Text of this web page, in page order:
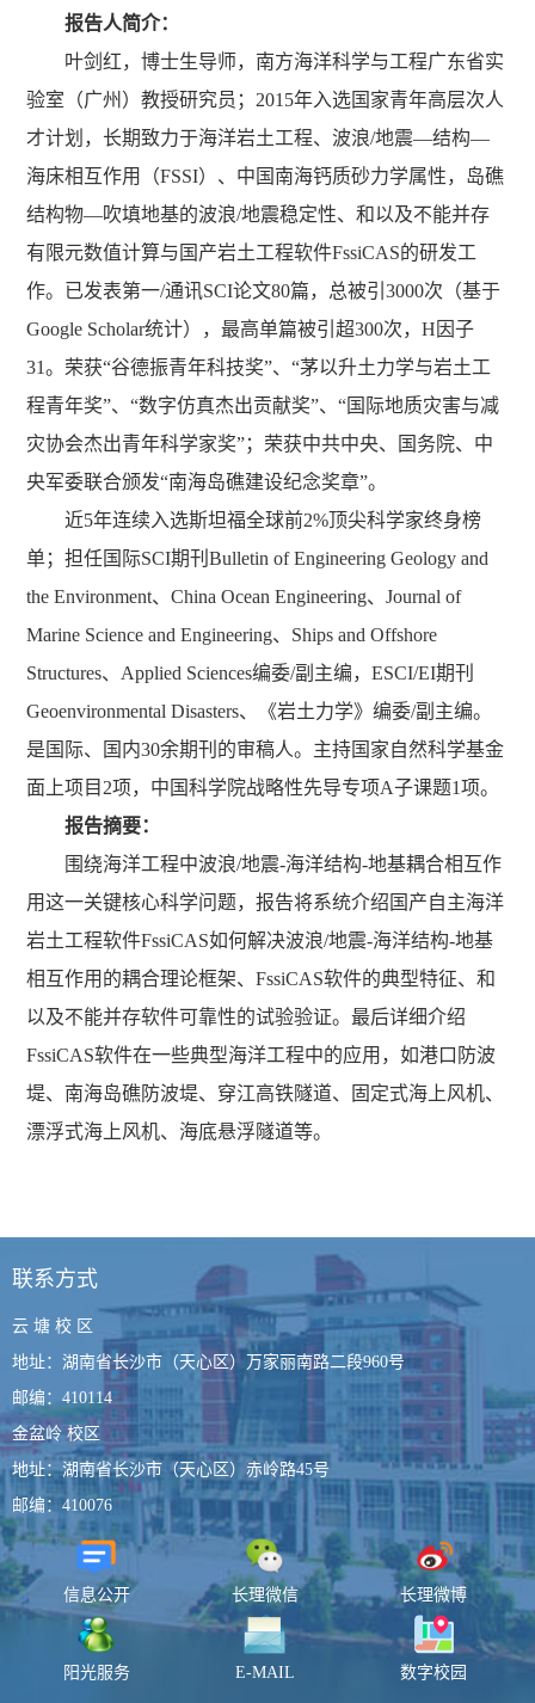
报告人简介：
叶剑红，博士生导师，南方海洋科学与工程广东省实
验室（广州）教授研究员；2015年入选国家青年高层次人
才计划，长期致力于海洋岩土工程、波浪/地震—结构—
海床相互作用（FSSI）、中国南海钙质砂力学属性，岛礁
结构物—吹填地基的波浪/地震稳定性、和以及不能并存
有限元数值计算与国产岩土工程软件FssiCAS的研发工
作。已发表第一/通讯SCI论文80篇，总被引3000次（基于
Google Scholar统计），最高单篇被引超300次，H因子
31。荣获“谷德振青年科技奖”、“茅以升土力学与岩土工
程青年奖”、“数字仿真杰出贡献奖”、“国际地质灾害与减
灾协会杰出青年科学家奖”；荣获中共中央、国务院、中
央军委联合颁发“南海岛礁建设纪念奖章”。
近5年连续入选斯坦福全球前2%顶尖科学家终身榜
单；担任国际SCI期刊Bulletin of Engineering Geology and
the Environment、China Ocean Engineering、Journal of
Marine Science and Engineering、Ships and Offshore
Structures、Applied Sciences编委/副主编，ESCI/EI期刊
Geoenvironmental Disasters、《岩土力学》编委/副主编。
是国际、国内30余期刊的审稿人。主持国家自然科学基金
面上项目2项，中国科学院战略性先导专项A子课题1项。
报告摘要：
围绕海洋工程中波浪/地震-海洋结构-地基耦合相互作
用这一关键核心科学问题，报告将系统介绍国产自主海洋
岩土工程软件FssiCAS如何解决波浪/地震-海洋结构-地基
相互作用的耦合理论框架、FssiCAS软件的典型特征、和
以及不能并存软件可靠性的试验验证。最后详细介绍
FssiCAS软件在一些典型海洋工程中的应用，如港口防波
堤、南海岛礁防波堤、穿江高铁隧道、固定式海上风机、
漂浮式海上风机、海底悬浮隧道等。
联系方式
云 塘 校 区
地址：湖南省长沙市（天心区）万家丽南路二段960号
邮编：410114
金盆岭 校区
地址：湖南省长沙市（天心区）赤岭路45号
邮编：410076
信息公开 长理微信 长理微博
阳光服务 E-MAIL 数字校园